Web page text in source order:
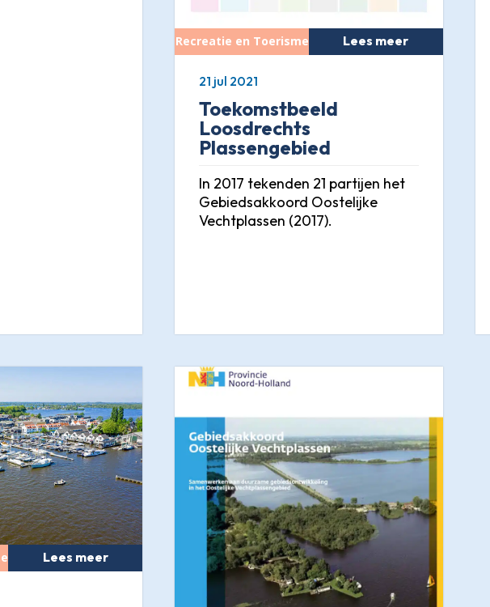
Toekomstbeeld
Loosdrechts
Plassengebied
In 2017 tekenden 21 partijen het
Gebiedsakkoord Oostelijke
Vechtplassen (2017).
Lees meer
21 jul 2021
Lees meer